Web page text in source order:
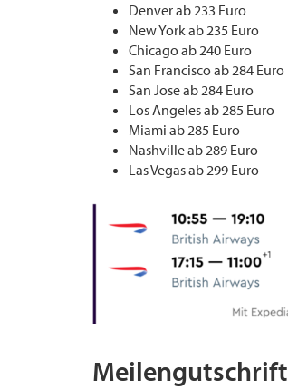
Denver ab 233 Euro
New York ab 235 Euro
Chicago ab 240 Euro
San Francisco ab 284 Euro
San Jose ab 284 Euro
Los Angeles ab 285 Euro
Miami ab 285 Euro
Nashville ab 289 Euro
Las Vegas ab 299 Euro
Meilengutschrift